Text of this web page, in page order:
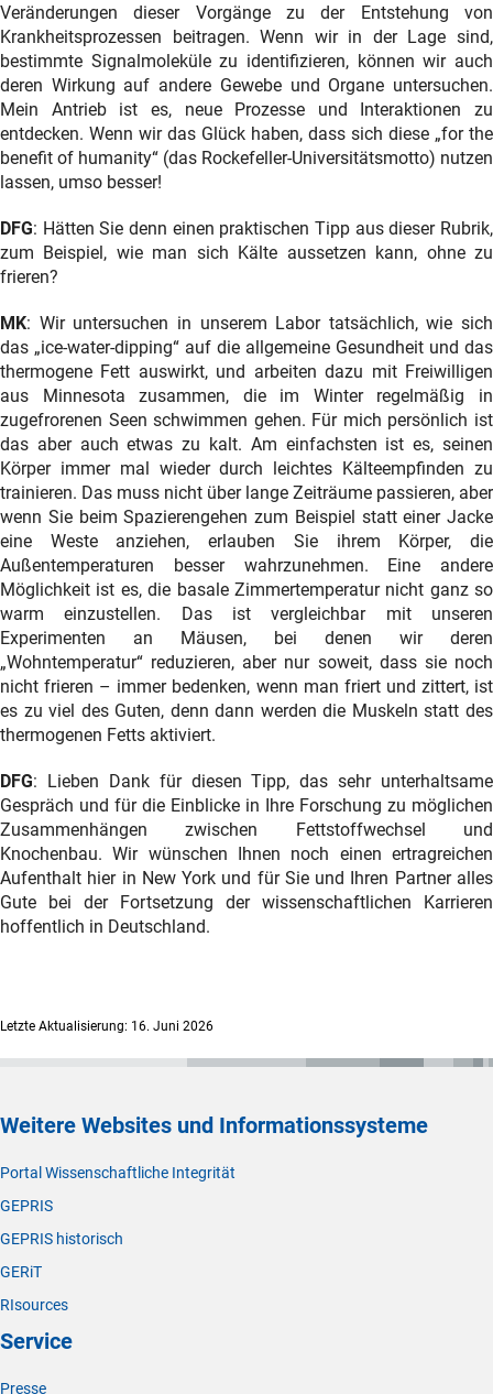
Veränderungen dieser Vorgänge zu der Entstehung von
Krankheitsprozessen beitragen. Wenn wir in der Lage sind,
bestimmte Signalmoleküle zu identifizieren, können wir auch
deren Wirkung auf andere Gewebe und Organe untersuchen.
Mein Antrieb ist es, neue Prozesse und Interaktionen zu
entdecken. Wenn wir das Glück haben, dass sich diese „for the
benefit of humanity“ (das Rockefeller-Universitätsmotto) nutzen
lassen, umso besser!
DFG: Hätten Sie denn einen praktischen Tipp aus dieser Rubrik,
zum Beispiel, wie man sich Kälte aussetzen kann, ohne zu
frieren?
MK: Wir untersuchen in unserem Labor tatsächlich, wie sich
das „ice-water-dipping“ auf die allgemeine Gesundheit und das
thermogene Fett auswirkt, und arbeiten dazu mit Freiwilligen
aus Minnesota zusammen, die im Winter regelmäßig in
zugefrorenen Seen schwimmen gehen. Für mich persönlich ist
das aber auch etwas zu kalt. Am einfachsten ist es, seinen
Körper immer mal wieder durch leichtes Kälteempfinden zu
trainieren. Das muss nicht über lange Zeiträume passieren, aber
wenn Sie beim Spazierengehen zum Beispiel statt einer Jacke
eine Weste anziehen, erlauben Sie ihrem Körper, die
Außentemperaturen besser wahrzunehmen. Eine andere
Möglichkeit ist es, die basale Zimmertemperatur nicht ganz so
warm einzustellen. Das ist vergleichbar mit unseren
Experimenten an Mäusen, bei denen wir deren
„Wohntemperatur“ reduzieren, aber nur soweit, dass sie noch
nicht frieren – immer bedenken, wenn man friert und zittert, ist
es zu viel des Guten, denn dann werden die Muskeln statt des
thermogenen Fetts aktiviert.
DFG: Lieben Dank für diesen Tipp, das sehr unterhaltsame
Gespräch und für die Einblicke in Ihre Forschung zu möglichen
Zusammenhängen zwischen Fettstoffwechsel und
Knochenbau. Wir wünschen Ihnen noch einen ertragreichen
Aufenthalt hier in New York und für Sie und Ihren Partner alles
Gute bei der Fortsetzung der wissenschaftlichen Karrieren
hoffentlich in Deutschland.
Letzte Aktualisierung: 16. Juni 2026
Weitere Websites und Informationssysteme
Portal Wissenschaftliche Integrität
GEPRIS
GEPRIS historisch
GERiT
RIsources
Service
Presse